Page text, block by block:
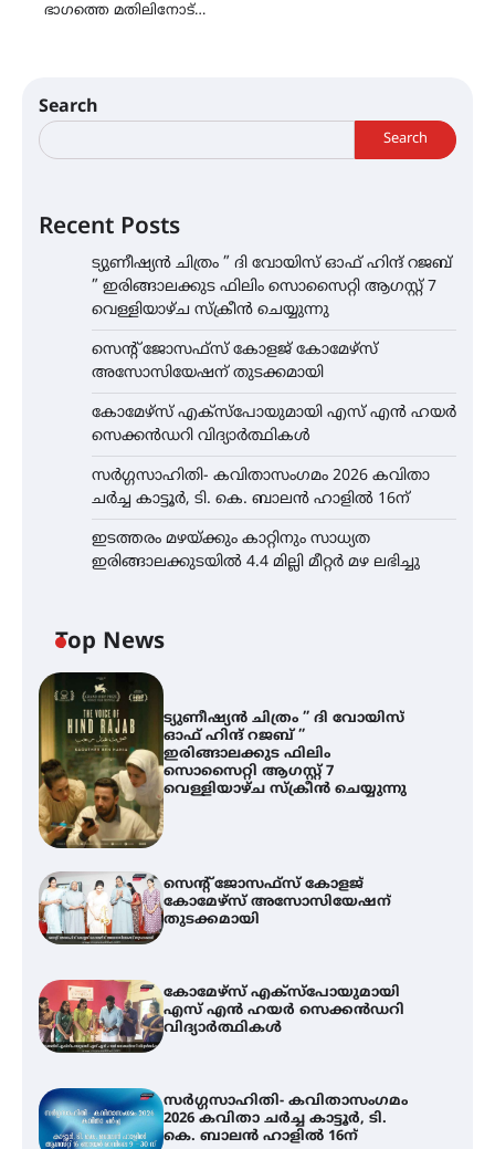
ഭാഗത്തെ മതിലിനോട്…
Search
Search
Recent Posts
ട്യുണീഷ്യൻ ചിത്രം ” ദി വോയിസ് ഓഫ് ഹിന്ദ് റജബ്
” ഇരിങ്ങാലക്കുട ഫിലിം സൊസൈറ്റി ആഗസ്റ്റ് 7
വെള്ളിയാഴ്ച സ്‌ക്രീൻ ചെയ്യുന്നു
സെന്റ് ജോസഫ്സ് കോളജ് കോമേഴ്‌സ്
അസോസിയേഷന് തുടക്കമായി
കോമേഴ്സ് എക്സ്പോയുമായി എസ് എൻ ഹയർ
സെക്കൻഡറി വിദ്യാർത്ഥികൾ
സർഗ്ഗസാഹിതി- കവിതാസംഗമം 2026 കവിതാ
ചർച്ച കാട്ടൂർ, ടി. കെ. ബാലൻ ഹാളിൽ 16ന്
ഇടത്തരം മഴയ്ക്കും കാറ്റിനും സാധ്യത
ഇരിങ്ങാലക്കുടയിൽ 4.4 മില്ലി മീറ്റർ മഴ ലഭിച്ചു
Top News
ട്യുണീഷ്യൻ ചിത്രം ” ദി വോയിസ്
ഓഫ് ഹിന്ദ് റജബ് ”
ഇരിങ്ങാലക്കുട ഫിലിം
സൊസൈറ്റി ആഗസ്റ്റ് 7
വെള്ളിയാഴ്ച സ്‌ക്രീൻ ചെയ്യുന്നു
സെന്റ് ജോസഫ്സ് കോളജ്
കോമേഴ്‌സ് അസോസിയേഷന്
തുടക്കമായി
കോമേഴ്സ് എക്സ്പോയുമായി
എസ് എൻ ഹയർ സെക്കൻഡറി
വിദ്യാർത്ഥികൾ
സർഗ്ഗസാഹിതി- കവിതാസംഗമം
2026 കവിതാ ചർച്ച കാട്ടൂർ, ടി.
കെ. ബാലൻ ഹാളിൽ 16ന്